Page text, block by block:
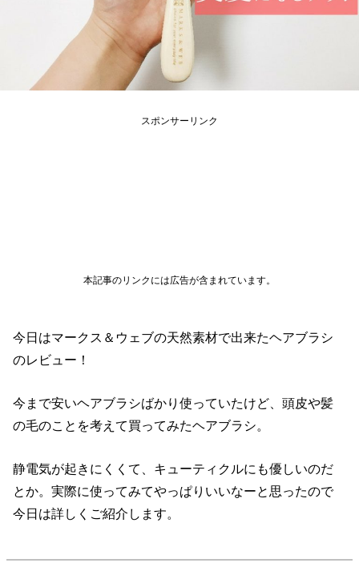
スポンサーリンク
本記事のリンクには広告が含まれています。
今日はマークス＆ウェブの天然素材で出来たヘアブラシ
のレビュー！
今まで安いヘアブラシばかり使っていたけど、頭皮や髪
の毛のことを考えて買ってみたヘアブラシ。
静電気が起きにくくて、キューティクルにも優しいのだ
とか。実際に使ってみてやっぱりいいなーと思ったので
今日は詳しくご紹介します。